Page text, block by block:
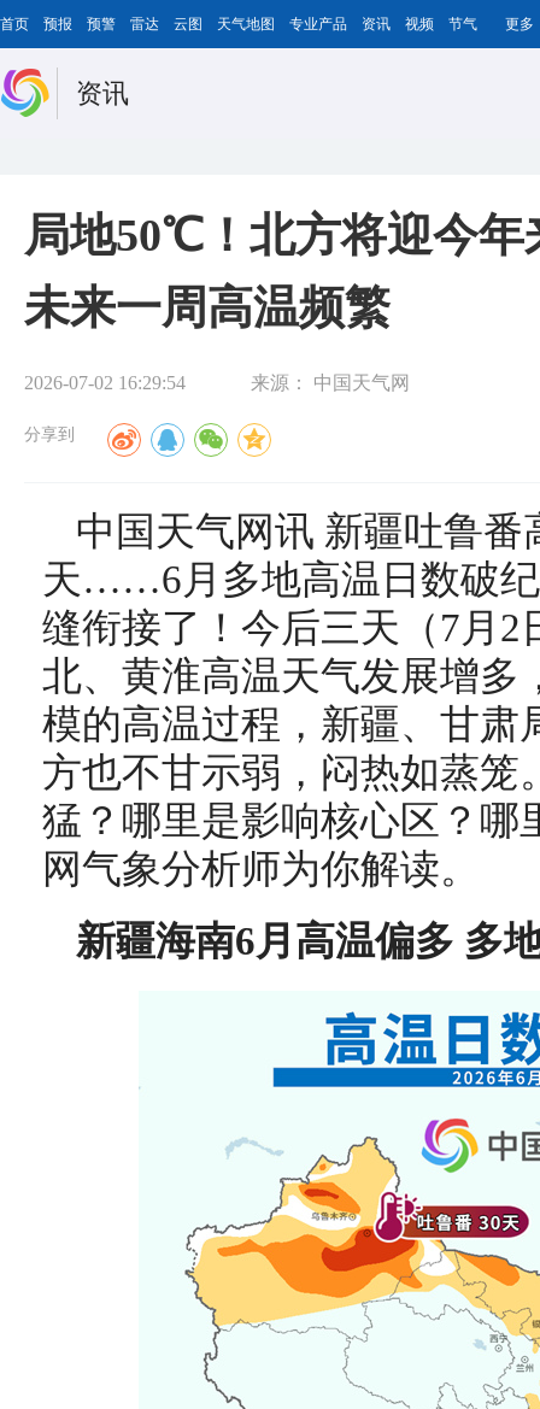
首页 预报 预警 雷达 云图 天气地图 专业产品 资讯 视频 节气 更多
资讯
局地50℃！北方将迎今年
未来一周高温频繁
2026-07-02 16:29:54 来源： 中国天气网
分享到
中国天气网讯 新疆吐鲁番
天……6月多地高温日数破
缝衔接了！今后三天（7月2
北、黄淮高温天气发展增多
模的高温过程，新疆、甘肃
方也不甘示弱，闷热如蒸笼
猛？哪里是影响核心区？哪
网气象分析师为你解读。
新疆海南6月高温偏多 多